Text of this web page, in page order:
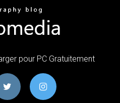
pour PC Gratuitement